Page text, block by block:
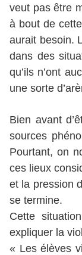
veut pas être
à bout de
aurait besoin.
dans des
qu’ils n’ont
une sorte
Bien avant
sources
Pourtant, on
ces lieux
et la pression
se termine.
Cette
expliquer la
« Les élèves